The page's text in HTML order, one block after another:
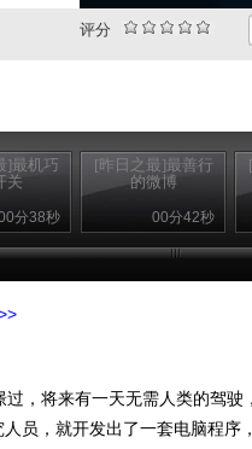
评分
]最机巧
关
分38秒
[昨日之最]最善行
的微博
00分42秒
，将来有一天无需人类的驾驶
员，就开发出了一套电脑程序